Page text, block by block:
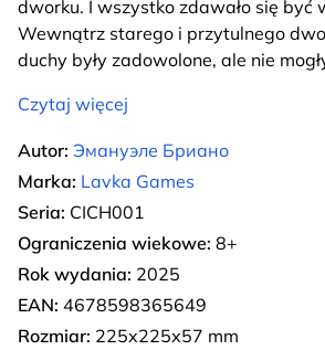
dworku. I wszystko zdawało się być
Wewnątrz starego i przytulnego
duchy były zadowolone, ale nie
Czytaj więcej
Autor: Эмануэле Бриано
Marka: Lavka Games
Seria: CICH001
Ograniczenia wiekowe: 8+
Rok wydania: 2025
EAN: 4678598365649
Rozmiar: 225х225х57 mm